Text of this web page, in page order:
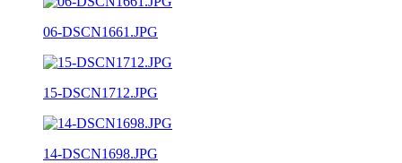
06-DSCN1661.JPG
15-DSCN1712.JPG
14-DSCN1698.JPG